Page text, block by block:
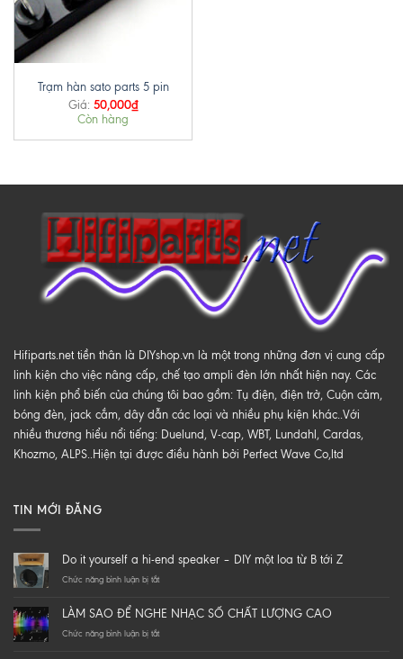
Trạm hàn sato parts 5 pin
Giá: 50,000₫
Còn hàng
Hifiparts.net tiền thân là DIYshop.vn là một trong những đơn vị cung cấp
linh kiện cho việc nâng cấp, chế tạo ampli đèn lớn nhất hiện nay. Các
linh kiện phổ biến của chúng tôi bao gồm: Tụ điện, điện trở, Cuộn cảm,
bóng đèn, jack cắm, dây dẫn các loại và nhiều phụ kiện khác..Với
nhiều thương hiểu nổi tiếng: Duelund, V-cap, WBT, Lundahl, Cardas,
Khozmo, ALPS..Hiện tại được điều hành bởi Perfect Wave Co,ltd
TIN MỚI ĐĂNG
Do it yourself a hi-end speaker – DIY một loa từ B tới Z
Chức năng bình luận bị tắtở
yourself
a
LÀM SAO ĐỂ NGHE NHẠC SỐ CHẤT LƯỢNG CAO
Chức năng bình luận bị tắtở